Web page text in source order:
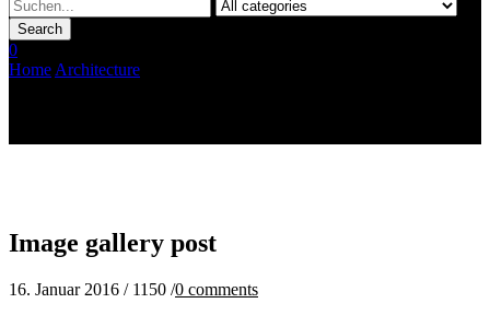
Search
0
Home Architecture
Image gallery post
16. Januar 2016 / 1150 /0 comments